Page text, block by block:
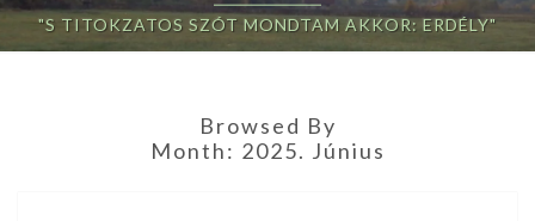
"S TITOKZATOS SZÓT MONDTAM AKKOR: ERDÉLY"
Browsed By
Month: 2025. Június